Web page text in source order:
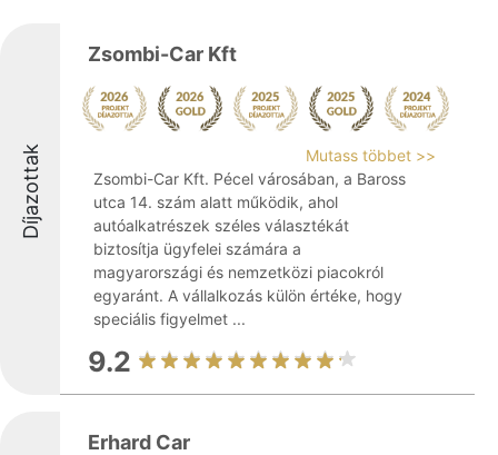
Díjazottak
Zsombi-Car Kft
Mutass többet >>
Zsombi-Car Kft. Pécel városában, a Baross
utca 14. szám alatt működik, ahol
autóalkatrészek széles választékát
biztosítja ügyfelei számára a
magyarországi és nemzetközi piacokról
egyaránt. A vállalkozás külön értéke, hogy
speciális figyelmet ...
9.2
Erhard Car